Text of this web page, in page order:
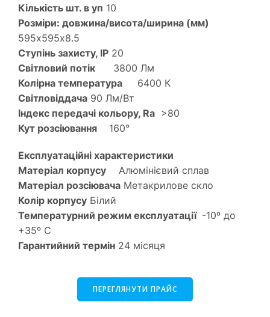
Кількість шт. в уп 10
Розміри: довжина/висота/ширина (мм)
595х595х8.5
Ступінь захисту, IP 20
Світловий потік 3800 Лм
Колірна температура 6400 К
Світловіддача 90 Лм/Вт
Індекс передачі кольору, Ra >80
Кут розсіювання 160°
Експлуатаційні характеристики
Матеріал корпусу
Алюмінієвий сплав
Матеріал розсіювача Метакрилове скло
Колір корпусу Білий
Температурний режим експлуатації -10º до
+35º С
Гарантийний термін 24 місяця
ПЕРЕГЛЯНУТИ ПРАЙС